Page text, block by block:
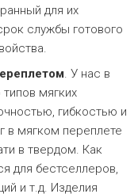
для их
службы готового
. У нас в
мягких
гибкостью и
в мягком переплете
в твердом. Как
для бестселлеров,
и т.д. Изделия